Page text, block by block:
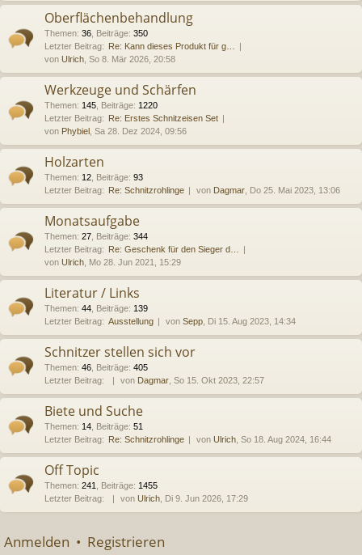
Oberflächenbehandlung
Themen: 36 Beiträge: 350
Letzter Beitrag: Re: Kann dieses Produkt für g…
von Ulrich , So 8. Mär 2026, 20:58
Werkzeuge und Schärfen
Themen: 145 Beiträge: 1220
Letzter Beitrag: Re: Erstes Schnitzeisen Set
von Phybiel , Sa 28. Dez 2024, 09:56
Holzarten
Themen: 12 Beiträge: 93
Letzter Beitrag: Re: Schnitzrohlinge von Dagmar , Do 25. Mai 2023, 13:06
Monatsaufgabe
Themen: 27 Beiträge: 344
Letzter Beitrag: Re: Geschenk für den Sieger d…
von Ulrich , Mo 28. Jun 2021, 15:29
Literatur / Links
Themen: 44 Beiträge: 139
Letzter Beitrag: Ausstellung von Sepp , Di 15. Aug 2023, 14:34
Schnitzer stellen sich vor
Themen: 46 Beiträge: 405
Letzter Beitrag:
von Dagmar , So 15. Okt 2023, 22:57
Biete und Suche
Themen: 14 Beiträge: 51
Letzter Beitrag: Re: Schnitzrohlinge von Ulrich , So 18. Aug 2024, 16:44
Off Topic
Themen: 241 Beiträge: 1455
Letzter Beitrag:
von Ulrich , Di 9. Jun 2026, 17:29
Anmelden • Registrieren